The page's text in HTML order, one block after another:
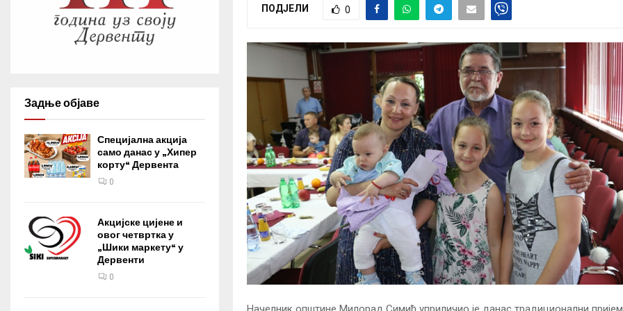
ПОДЈЕЛИ 0
Задње објаве
Специјална акција
само данас у „Хипер
корту“ Дервента
0
Акцијске цијене и
овог четвртка у
„Шики маркету“ у
Дервенти
0